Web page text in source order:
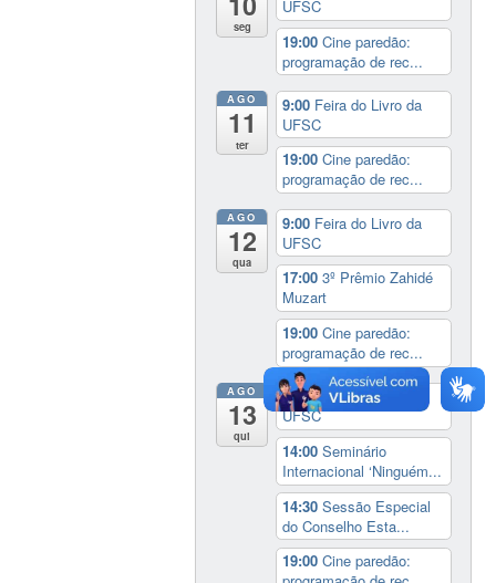
seg
UFSC
19:00Cine paredão:
programação de rec...
AGO
11
ter
9:00 Feira do Livro da
UFSC
19:00Cine paredão:
programação de rec...
AGO
12
qua
9:00 Feira do Livro da
UFSC
17:003º Prêmio Zahidé
Muzart
19:00Cine paredão:
programação de rec...
AGO
13
qui
9:00Feira do Livro da
UFSC
14:00Seminário
Internacional ‘Ninguém...
14:30Sessão Especial
do Conselho Esta...
19:00Cine paredão: